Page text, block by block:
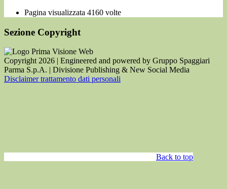
Pagina visualizzata 4160 volte
Sezione Copyright
Copyright 2026 | Engineered and powered by Gruppo Spaggiari
Parma S.p.A. | Divisione Publishing & New Social Media
Disclaimer trattamento dati personali
Back to top